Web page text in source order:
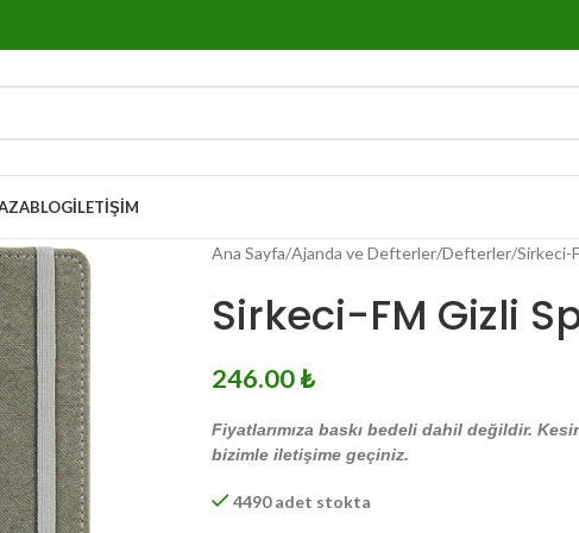
BLOGİLETIŞIM
Ana Sayfa Ajanda ve Defterler Defterler Sirkeci-
Sirkeci-FM Gizli
246.00₺
Fiyatlarımıza baskı bedeli dahil değildir.
bizimle iletişime geçiniz.
4490 adet stokta